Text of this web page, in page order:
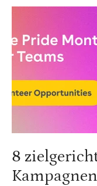
8
Kampagnen